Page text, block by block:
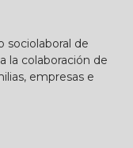
sociolaboral de
la colaboración de
empresas e